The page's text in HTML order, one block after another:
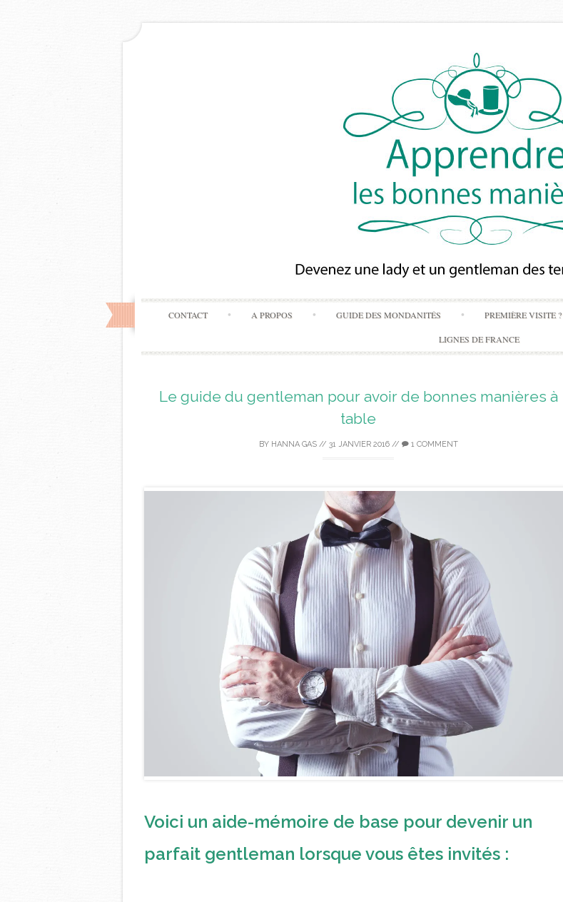
Skip
to
content
CONTACT A PROPOS GUIDE DES MONDANITÉS PREMIÈRE VISITE ?
LIGNES DE FRANCE
Le guide du gentleman pour avoir de bonnes manières à
table
BY HANNA GAS// 31 JANVIER 2016// 1 COMMENT
Voici un aide-mémoire de base pour devenir un
parfait gentleman lorsque vous êtes invités :